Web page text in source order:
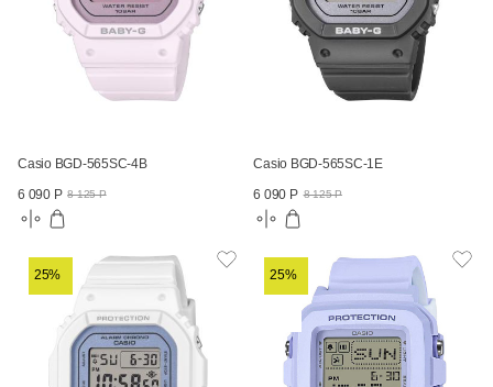
Casio BGD-565SC-4B
6 090 Р 8 125 Р
Casio BGD-565SC-1E
6 090 Р 8 125 Р
25% 25%